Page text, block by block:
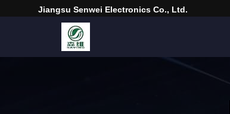
Jiangsu Senwei Electronics Co., Ltd.